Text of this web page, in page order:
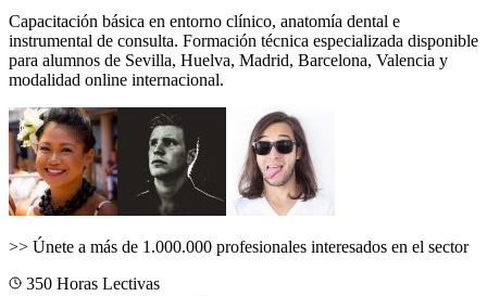
Capacitación básica en entorno clínico, anatomía dental e
instrumental de consulta. Formación técnica especializada disponible
para alumnos de Sevilla, Huelva, Madrid, Barcelona, Valencia y
modalidad online internacional.
>> Únete a más de 1.000.000 profesionales interesados en el sector
350 Horas Lectivas